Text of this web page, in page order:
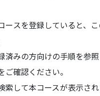
ースを登録していると、
済みの方向けの手順を参
ご確認ください。
索して本コースが表示さ